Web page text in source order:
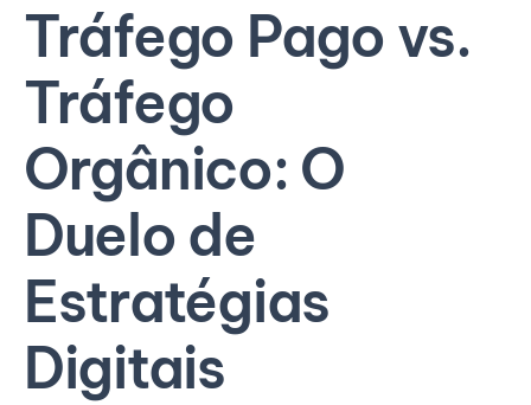
Tráfego Pago vs.
Tráfego
Orgânico: O
Duelo de
Estratégias
Digitais